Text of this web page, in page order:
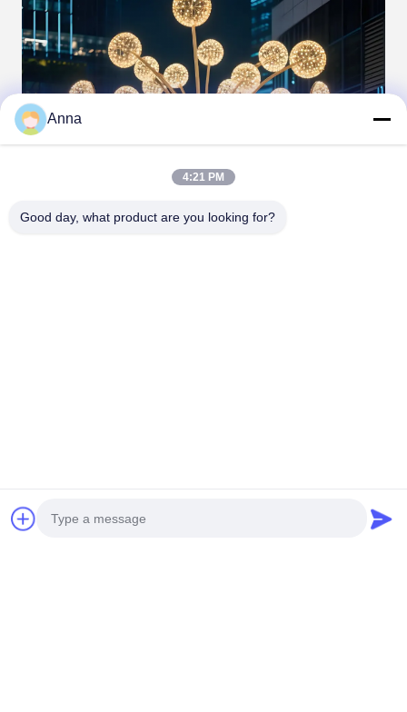
Anna
4:21 PM
Good day, what product are you looking for?